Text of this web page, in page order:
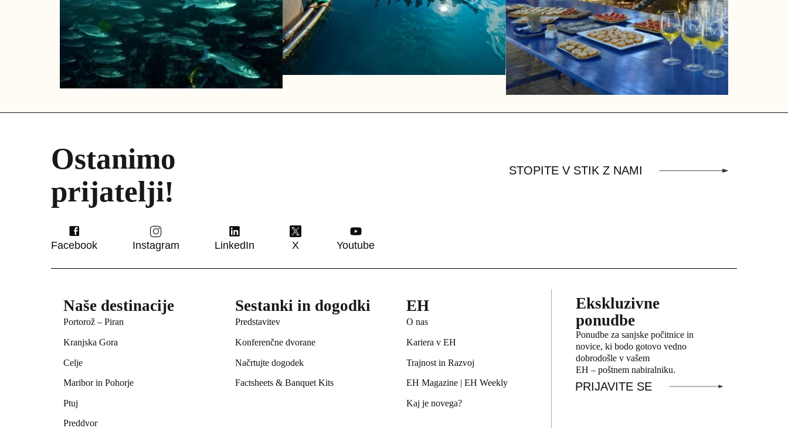
Ostanimo
prijatelji!
STOPITE V STIK Z NAMI
Facebook Instagram LinkedIn X Youtube
Naše destinacije
Portorož – Piran
Kranjska Gora
Celje
Maribor in Pohorje
Ptuj
Preddvor
Sestanki in dogodki
Predstavitev
Konferenčne dvorane
Načrtujte dogodek
Factsheets & Banquet Kits
EH
O nas
Kariera v EH
Trajnost in Razvoj
EH Magazine | EH Weekly
Kaj je novega?
Ekskluzivne
ponudbe
Ponudbe za sanjske počitnice in
novice, ki bodo gotovo vedno
dobrodošle v vašem
EH – poštnem nabiralniku.
PRIJAVITE SE